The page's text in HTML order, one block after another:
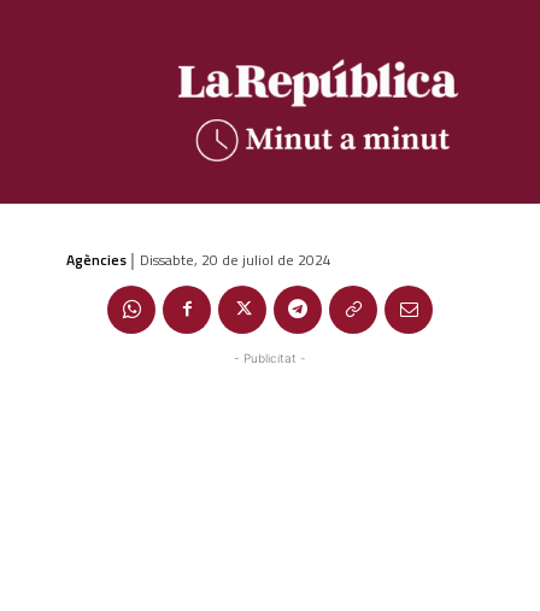
Agències | Dissabte, 20 de juliol de 2024
- Publicitat -